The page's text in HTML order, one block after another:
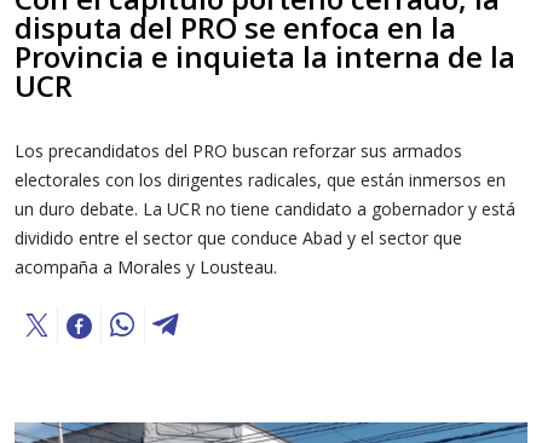
disputa del PRO se enfoca en la
Provincia e inquieta la interna de la
UCR
Los precandidatos del PRO buscan reforzar sus armados
electorales con los dirigentes radicales, que están inmersos en
un duro debate. La UCR no tiene candidato a gobernador y está
dividido entre el sector que conduce Abad y el sector que
acompaña a Morales y Lousteau.